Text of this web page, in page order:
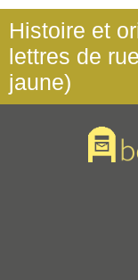
Histoire et
lettres de
jaune)